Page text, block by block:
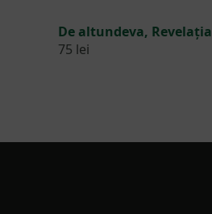
De altundeva, Revelația
75 lei